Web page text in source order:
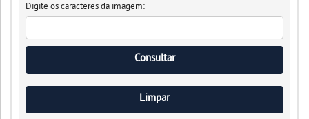
Digite os caracteres da imagem: